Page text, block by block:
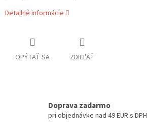
Detailné informácie
OPÝTAŤ SA ZDIEĽAŤ
Doprava zadarmo
pri objednávke nad 49 EUR s DPH